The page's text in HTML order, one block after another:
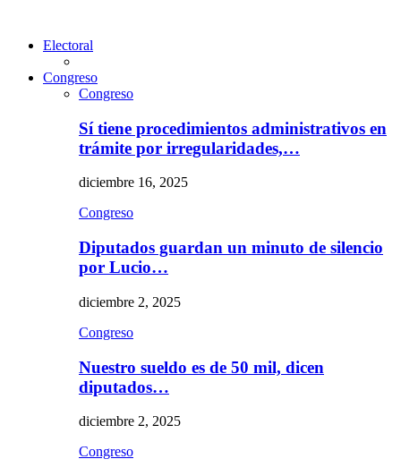
Electoral
Congreso
Congreso
Sí tiene procedimientos administrativos en
trámite por irregularidades,…
diciembre 16, 2025
Congreso
Diputados guardan un minuto de silencio
por Lucio…
diciembre 2, 2025
Congreso
Nuestro sueldo es de 50 mil, dicen
diputados…
diciembre 2, 2025
Congreso